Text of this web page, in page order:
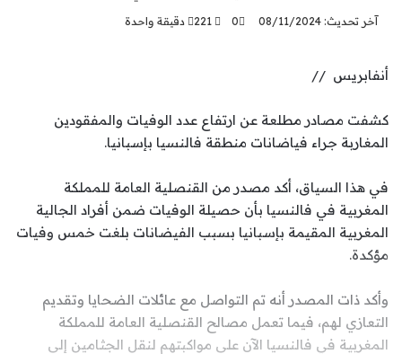
آخر تحديث: 08/11/2024 0 دقيقة واحدة
أنفابريس //
كشفت مصادر مطلعة عن ارتفاع عدد الوفيات والمفقودين
المغاربة جراء فياضانات منطقة فالنسيا بإسبانيا.
في هذا السياق، أكد مصدر من القنصلية العامة للمملكة
المغربية في فالنسيا بأن حصيلة الوفيات ضمن أفراد الجالية
المغربية المقيمة بإسبانيا بسبب الفيضانات بلغت خمس وفيات
مؤكدة.
وأكد ذات المصدر أنه تم التواصل مع عائلات الضحايا وتقديم
التعازي لهم، فيما تعمل مصالح القنصلية العامة للمملكة
المغربية في فالنسيا الآن على مواكبتهم لنقل الجثامين إلى